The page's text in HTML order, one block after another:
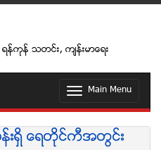
ရန္ကုန္ သတင္း, က်န္းမာေရး
T
g
l
Main Menu
းရွိ ေရတိုင္ကီအတြင္း